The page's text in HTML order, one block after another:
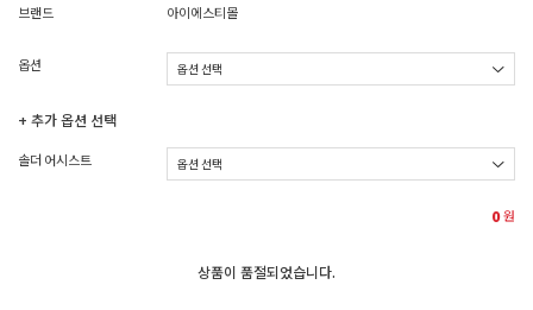
브랜드
아이에스티몰
옵션
+ 추가 옵션 선택
솔더 어시스트
0원
상품이 품절되었습니다.